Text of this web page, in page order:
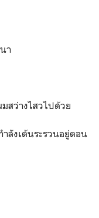
า
สว่างไสวไปด้วย
ลังเต้นระรวนอยู่ตอน